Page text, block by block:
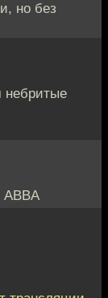
но без
небритые